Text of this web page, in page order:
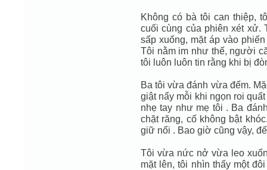
Không có bà tôi can thiệp,
cuối cùng của phiên xét xử.
sấp xuống, mặt áp vào
Tôi nằm im như thế, người
tôi luôn luôn tin rằng khi bị
Ba tôi vừa đánh vừa đếm.
giật nẩy mỗi khi ngọn roi
nhẹ tay như mẹ tôi . Ba
chặt răng, cố không bật
giữ nổi . Bao giờ cũng vậy,
Tôi vừa nức nở vừa leo
mặt lên, tôi nhìn thấy một